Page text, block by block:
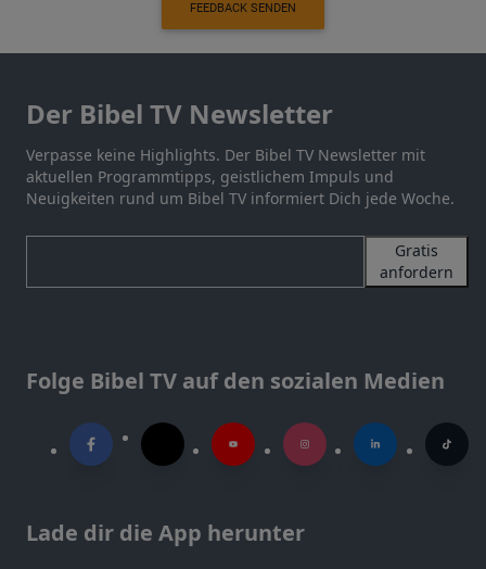
FEEDBACK SENDEN
Der Bibel TV Newsletter
Verpasse keine Highlights. Der Bibel TV Newsletter mit
aktuellen Programmtipps, geistlichem Impuls und
Neuigkeiten rund um Bibel TV informiert Dich jede Woche.
Gratis
anfordern
Folge Bibel TV auf den sozialen Medien
Lade dir die App herunter